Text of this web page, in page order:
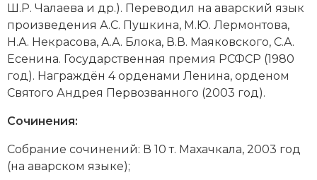
СССР
Южная Америка
Ш.Р. Ча­лае­ва и др.). Пе­ре­во­дил на аварский язык
про­из­ве­де­ния А.С. Пуш­ки­на, М.Ю. Лер­мон­то­ва,
Н.А. Не­кра­со­ва, А.А. Бло­ка, В.В. Мая­ков­ско­го, С.А.
Есе­ни­на. Государственная премия РСФСР (1980
год). На­гра­ж­дён 4 ор­де­на­ми Ле­ни­на, ор­де­ном
Святого Ан­д­рея Пер­во­зван­но­го (2003 год).
Сочинения:
Собрание сочинений: В 10 т. Ма­хач­ка­ла, 2003 год
(на аварском языке);